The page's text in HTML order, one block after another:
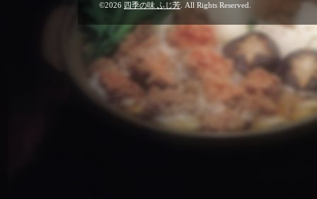
©2026 四季の味 ふじ芳 . All Rights Reserved.